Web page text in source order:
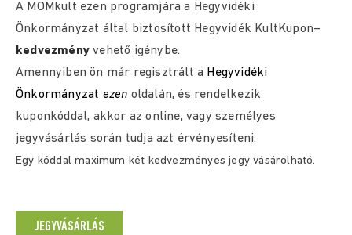
A MOMkult ezen programjára a Hegyvidéki
Önkormányzat által biztosított Hegyvidék KultKupon–
kedvezmény vehető igénybe.
Amennyiben ön már regisztrált a Hegyvidéki
Önkormányzat ezen oldalán, és rendelkezik
kuponkóddal, akkor az online, vagy személyes
jegyvásárlás során tudja azt érvényesíteni.
Egy kóddal maximum két kedvezményes jegy vásárolható.
JEGYVÁSÁRLÁS